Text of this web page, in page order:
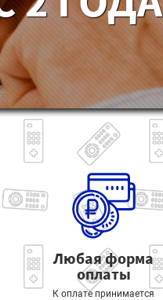
Любая форма
оплаты
К оплате принимается